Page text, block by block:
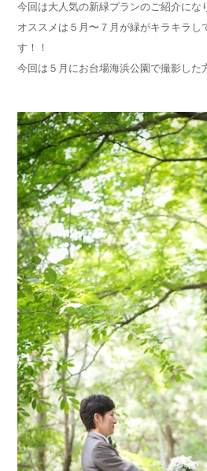
今回は大人気の新緑プランのご紹介にな
オススメは５月〜７月が緑がキラキラし
す！！
今回は５月にお台場海浜公園で撮影した